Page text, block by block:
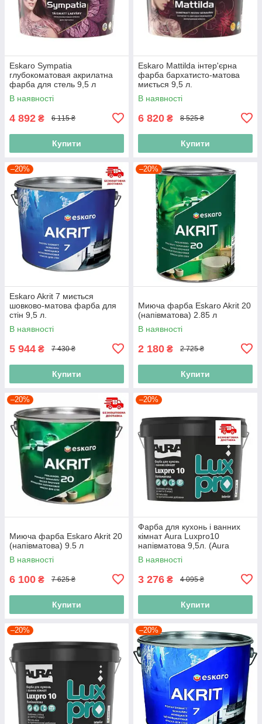
Eskaro Sympatia
глубокоматовая акрилатна
фарба для стель 9,5 л
В наявності
4 892 ₴ 6 115 ₴
Купити
Eskaro Mattilda інтер'єрна
фарба бархатисто-матова
миється 9,5 л.
В наявності
6 820 ₴ 8 525 ₴
Купити
–20%
Eskaro Akrit 7 миється
шовково-матова фарба для
стін 9,5 л.
В наявності
5 944 ₴ 7 430 ₴
Купити
–20%
Миюча фарба Eskaro Akrit 20
(напівматова) 2.85 л
В наявності
2 180 ₴ 2 725 ₴
Купити
–20%
Миюча фарба Eskaro Akrit 20
(напівматова) 9.5 л
В наявності
6 100 ₴ 7 625 ₴
Купити
–20%
Фарба для кухонь і ванних
кімнат Aura Luxpro10
напівматова 9,5л. (Aura
Luxpro 10 K&B)
В наявності
3 276 ₴ 4 095 ₴
Купити
–20% –20%